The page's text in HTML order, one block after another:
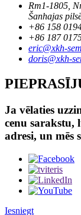
Rm1-1805,
Šanhajas
+86 158
+86 187
eric@xkh-
doris@xkh-
Ja vēlaties
cenu sarakstu,
adresi, un mēs
Iesniegt